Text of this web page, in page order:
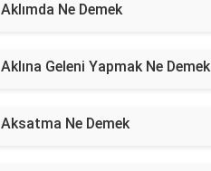
Aklımda Ne Demek
Aklına Geleni Yapmak Ne Demek
Aksatma Ne Demek